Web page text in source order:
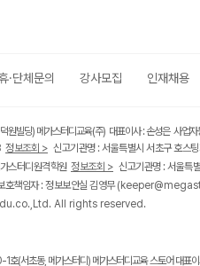
·단체문의 강사모집 인재채용
원빌딩) 메가스터디교육(주) 대표이사 : 손성은 사
정보조회 > 신고기관명 : 서울특별시 서초구 호스
스터디원격학원 정보조회 > 신고기관명 : 서울특
책임자 : 정보보안실 김영무
All rights reserved.
호(서초동, 메가스터디) 메가스터디교육 스토어 대